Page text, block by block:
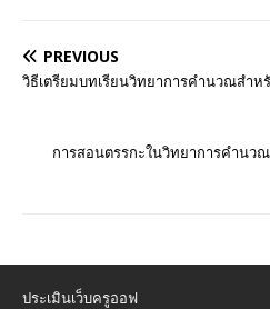
PREVIOUS
วิธีเตรียมบทเรียนวิทยาการคำนวณสำห
การสอนตรรกะในวิทยาการคำนว
ประเมินเว็บครูออฟ